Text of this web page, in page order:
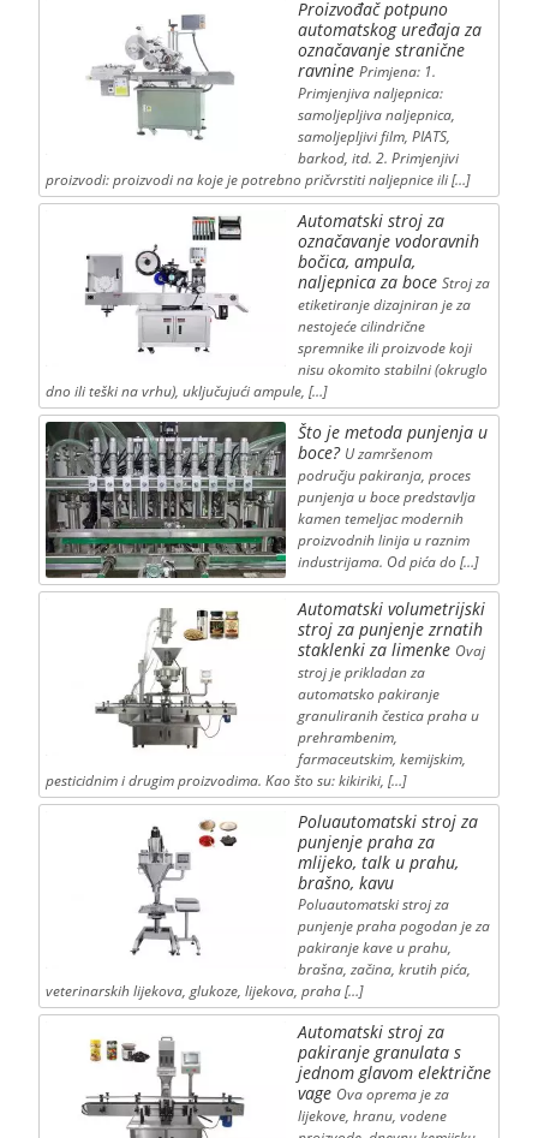
Proizvođač potpuno
automatskog uređaja za
označavanje stranične
ravnine Primjena: 1.
Primjenjiva naljepnica:
samoljepljiva naljepnica,
samoljepljivi film, PIATS,
barkod, itd. 2. Primjenjivi
proizvodi: proizvodi na koje je potrebno pričvrstiti naljepnice ili […]
Automatski stroj za
označavanje vodoravnih
bočica, ampula,
naljepnica za boce Stroj za
etiketiranje dizajniran je za
nestojeće cilindrične
spremnike ili proizvode koji
nisu okomito stabilni (okruglo
dno ili teški na vrhu), uključujući ampule, […]
Što je metoda punjenja u
boce? U zamršenom
području pakiranja, proces
punjenja u boce predstavlja
kamen temeljac modernih
proizvodnih linija u raznim
industrijama. Od pića do […]
Automatski volumetrijski
stroj za punjenje zrnatih
staklenki za limenke Ovaj
stroj je prikladan za
automatsko pakiranje
granuliranih čestica praha u
prehrambenim,
farmaceutskim, kemijskim,
pesticidnim i drugim proizvodima. Kao što su: kikiriki, […]
Poluautomatski stroj za
punjenje praha za
mlijeko, talk u prahu,
brašno, kavu
Poluautomatski stroj za
punjenje praha pogodan je za
pakiranje kave u prahu,
brašna, začina, krutih pića,
veterinarskih lijekova, glukoze, lijekova, praha […]
Automatski stroj za
pakiranje granulata s
jednom glavom električne
vage Ova oprema je za
lijekove, hranu, vodene